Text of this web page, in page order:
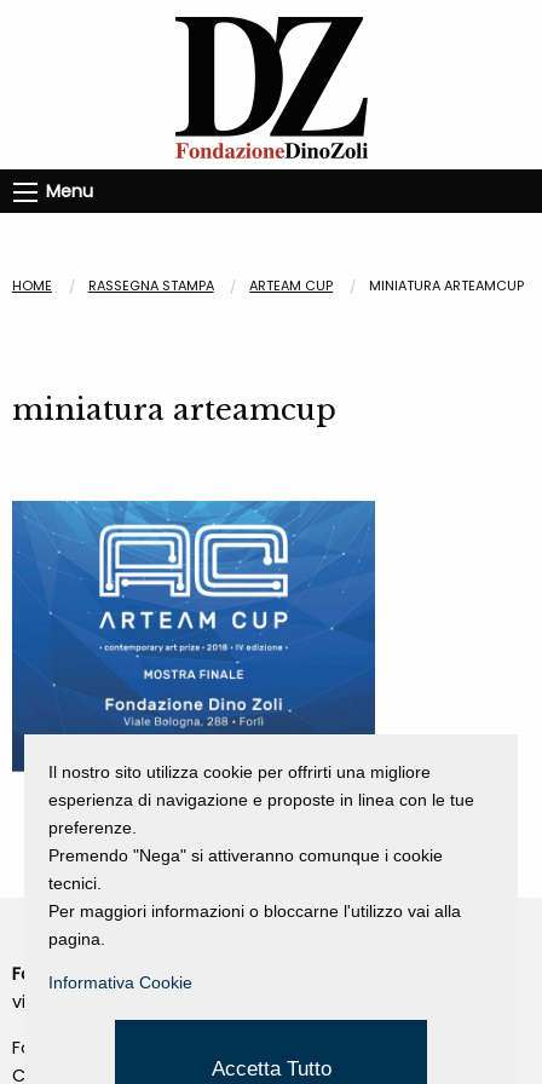
Menu
HOME RASSEGNA STAMPA ARTEAM CUP MINIATURA ARTEAMCUP
miniatura arteamcup
Fondazione Dino Zoli
viale Bologna 288, Forlì
Fondo dot. euro 285.000 i.v.
CF e P.IVA 03692820404
Privacy Policy
Il nostro sito utilizza cookie per offrirti una migliore
esperienza di navigazione e proposte in linea con le tue
preferenze.
Premendo "Nega" si attiveranno comunque i cookie
tecnici.
Per maggiori informazioni o bloccarne l'utilizzo vai alla
pagina.
Informativa Cookie
Accetta Tutto